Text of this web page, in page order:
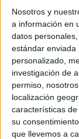
Nosotros y
a información en
datos
estándar enviada
personalizado,
investigación de
permiso,
localización
características
su
que llevemos a
han
una de las
La International
una situación
en Marruecos
desde que la
laCopa
“las matanzas